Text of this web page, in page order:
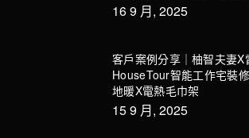
16 9 月, 2025
客戶案例分享｜柚智夫妻X
HouseTour智能工作宅裝
地暖X電熱毛巾架
15 9 月, 2025